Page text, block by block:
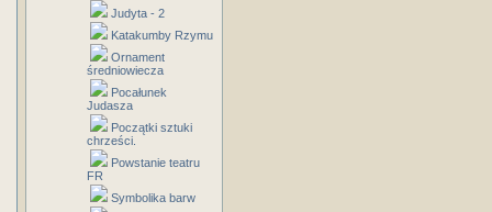
Judyta - 2
Katakumby Rzymu
Ornament
średniowiecza
Pocałunek
Judasza
Początki sztuki
chrześci.
Powstanie teatru
FR
Symbolika barw